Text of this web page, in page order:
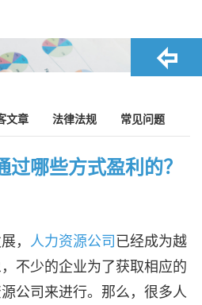
文章 法律法规 常见问题
哪些方式盈利的？
， 人力资源公司已经成为越
不少的企业为了获取相应的
公司来进行。那么，很多人